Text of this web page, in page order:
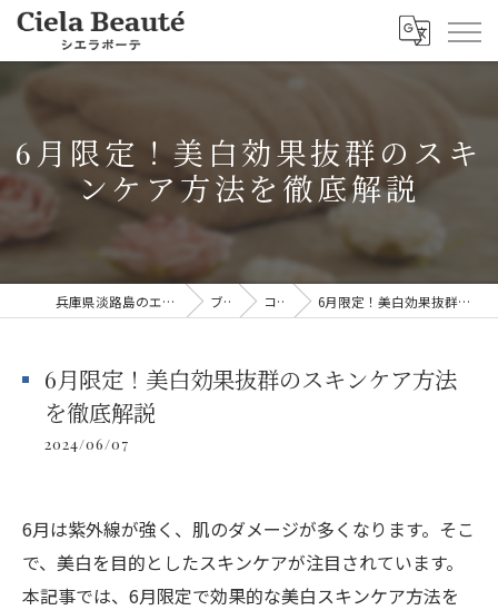
6月限定！美白効果抜群のスキ
ンケア方法を徹底解説
兵庫県淡路島のエステならシエラボーテ ブログ コラム 6月限定！美白効果抜群のスキンケア方法を徹底解説
6月限定！美白効果抜群のスキンケア方法
を徹底解説
2024/06/07
6月は紫外線が強く、肌のダメージが多くなります。そこ
で、美白を目的としたスキンケアが注目されています。
本記事では、6月限定で効果的な美白スキンケア方法を